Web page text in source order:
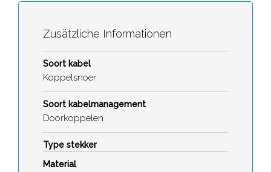
Zusätzliche Informationen
Soort kabel
Koppelsnoer
Soort kabelmanagement
Doorkoppelen
Type stekker
Material